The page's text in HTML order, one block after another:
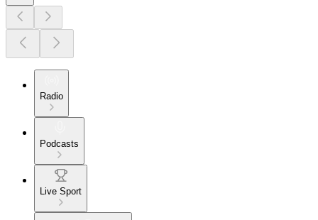
Radio
Podcasts
Live Sport